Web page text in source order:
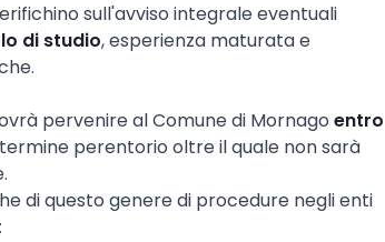
sull'avviso integrale eventuali
di studio, esperienza maturata e
pervenire al Comune di Mornago entro
perentorio oltre il quale non sarà
di questo genere di procedure negli enti